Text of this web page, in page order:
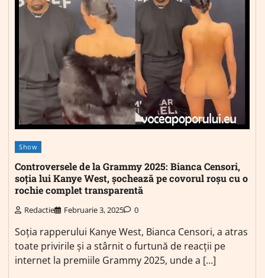
Show
Controversele de la Grammy 2025: Bianca Censori,
soția lui Kanye West, șochează pe covorul roșu cu o
rochie complet transparentă
Redactie Februarie 3, 2025 0
Soția rapperului Kanye West, Bianca Censori, a atras
toate privirile și a stârnit o furtună de reacții pe
internet la premiile Grammy 2025, unde a […]